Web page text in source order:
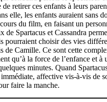
retirer ces enfants à leurs
elle, les enfants auraient sans
du film, en faisant un
de Spartacus et Cassandra
pourraient choisir des vies
de Camille. Ce sont cette
qu’à la force de l’enfance
minutes. Quand
affective vis-à-vis de
faire la manche.